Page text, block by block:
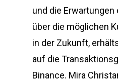
und die
über die möglichen
in der Zukunft,
auf die
Binance. Mira